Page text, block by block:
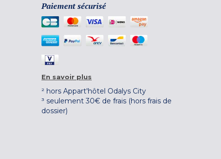
Paiement sécurisé
En savoir plus
² hors Appart'hôtel Odalys City
³ seulement 30€ de frais (hors frais de
dossier)